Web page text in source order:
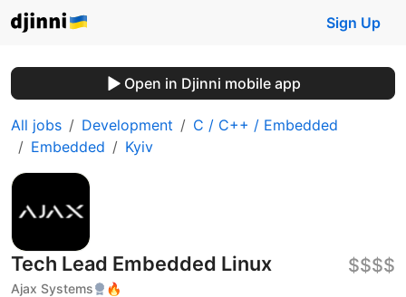
Sign Up
Open in Djinni mobile app
All jobs Development
C / C++ / Embedded
Embedded
Kyiv
Tech Lead Embedded Linux
Ajax Systems
🔥
$$$$